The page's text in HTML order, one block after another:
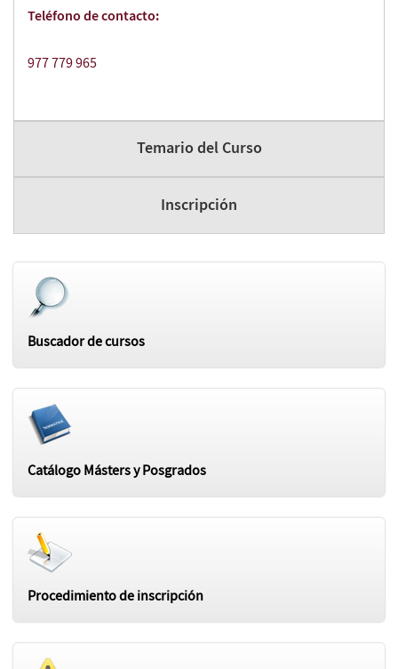
Teléfono de contacto:
977 779 965
Temario del Curso
Inscripción
Buscador de cursos
Catálogo Másters y Posgrados
Procedimiento de inscripción